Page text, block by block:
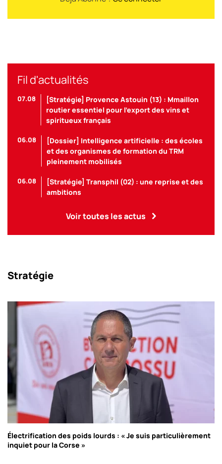
Fil d'actualités
07.08
[Stratégie] Provence Astouin (13) : Mmaillon
routier essentiel pour l’export des vins et
spiritueux français
06.08
[Dossier] Intelligence artificielle : des écoles
et des organismes de formation du TRM
pleinement mobilisés
06.08
[Stratégie] Transphil (02) : une reprise et des
ambitions
Voir toutes les actus
Stratégie
Électrification des poids lourds : « Je suis particulièrement
inquiet pour la Corse »